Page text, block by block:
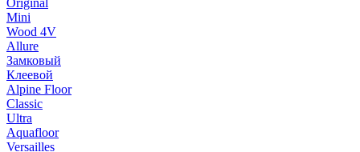
Original
Mini
Wood 4V
Allure
Замковый
Клеевой
Alpine Floor
Classic
Ultra
Aquafloor
Versailles